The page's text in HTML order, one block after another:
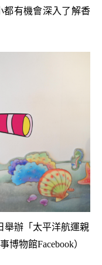
都有機會深入了解香
舉辦「太平洋航運親
博物館Facebook）